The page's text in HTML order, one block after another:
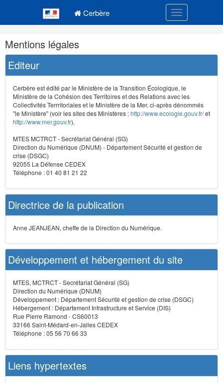
Cerbère Toggle
Navigation
et
outils
annexes
Mentions légales
Editeur
Cerbère est édité par le Ministère de la Transition Écologique, le
Ministère de la Cohésion des Territoires et des Relations avec les
Collectivités Terrritoriales et le Ministère de la Mer, ci-après dénommés
"le Ministère" (voir les sites des Ministères :http://www.ecologie.gouv.fr/et
http://www.mer.gouv.fr).
MTES MCTRCT - Secrétariat Général (SG)
Direction du Numérique (DNUM) - Département Sécurité et gestion de
crise (DSGC)
92055 La Défense CEDEX
Téléphone : 01 40 81 21 22
Directrice de la publication
Anne JEANJEAN, cheffe de la Direction du Numérique.
Développement et hébergement du site
MTES, MCTRCT - Secrétariat Général (SG)
Direction du Numérique (DNUM)
Développement : Département Sécurité et gestion de crise (DSGC)
Hébergement : Département Infrastructure et Service (DIS)
Rue Pierre Ramond - CS60013
33166 Saint-Médard-en-Jalles CEDEX
Téléphone : 05 56 70 66 33
Liens hypertextes